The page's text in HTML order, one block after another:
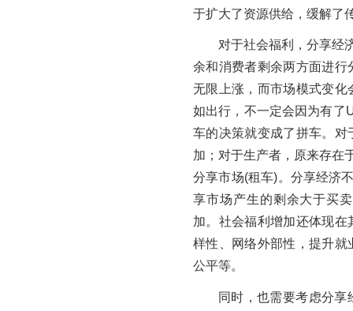
于扩大了资源供给，缓解了
对于社会福利，分享经
余和消费者剩余两方面进
无限上涨，而市场模式变
如出行，不一定会因为有了
车的决策就变成了拼车。
加；对于生产者，原来存在
分享市场(租车)。分享经济
享市场产生的剩余大于买
加。社会福利增加还体现
样性、网络外部性，提升
公平等。
同时，也需要考虑分